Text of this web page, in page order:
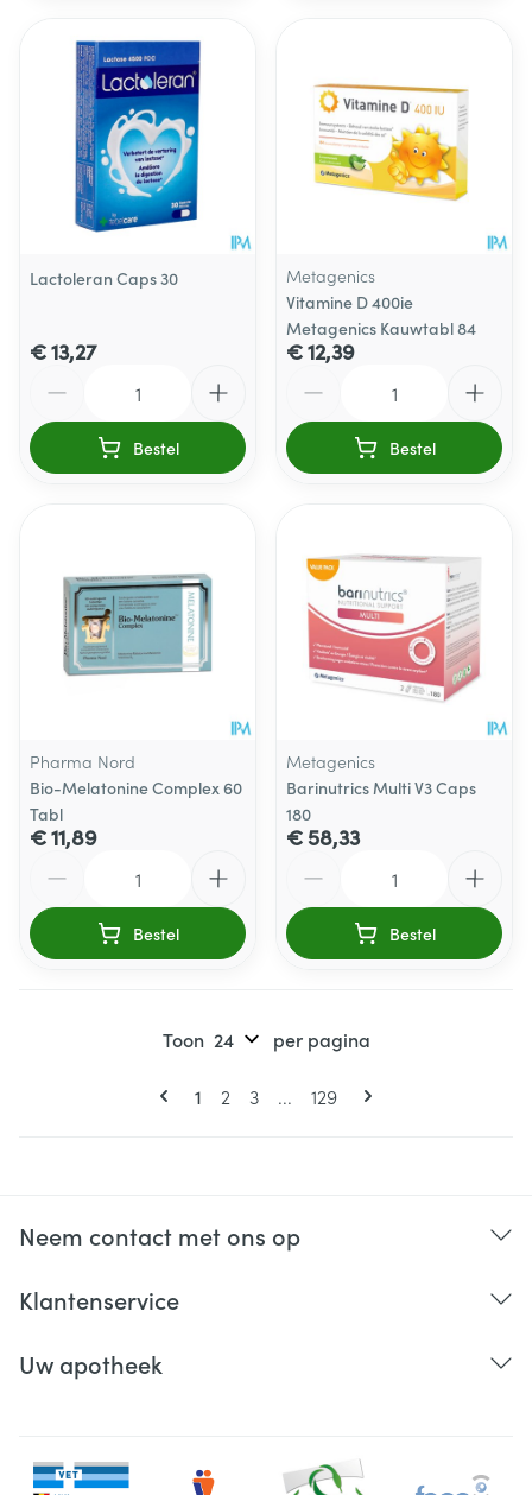
Lactoleran Caps 30
€ 13,27
Bestel
Metagenics
Vitamine D 400ie
Metagenics Kauwtabl 84
€ 12,39
Bestel
Pharma Nord
Bio-Melatonine Complex 60
Tabl
€ 11,89
Bestel
Metagenics
Barinutrics Multi V3 Caps
180
€ 58,33
Bestel
Pagina's
U lees momenteel pagina
1 Pagina
2 Pagina
3 ... Pagina
129
Toon per pagina
Neem contact met ons op
Klantenservice
Uw apotheek